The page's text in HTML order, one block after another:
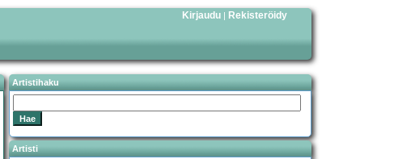
Kirjaudu | Rekisteröidy
Artistihaku
Artisti